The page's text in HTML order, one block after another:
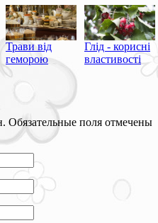
Трави від
геморою
Глід - корисні
властивості
Обязательные поля отмечены